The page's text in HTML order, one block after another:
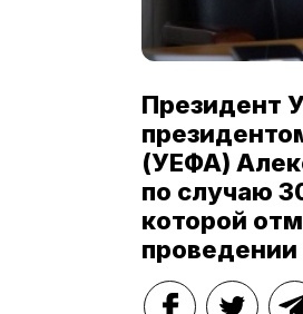
Президент
(УЕФА)
по случаю
которой